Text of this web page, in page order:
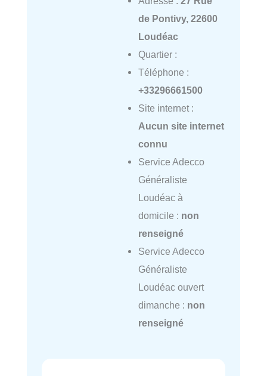
de Pontivy, 22600
Loudéac
Quartier :
Téléphone :
+33296661500
Site internet :
Aucun site internet
connu
Service Adecco
Généraliste
Loudéac à
domicile : non
renseigné
Service Adecco
Généraliste
Loudéac ouvert
dimanche : non
renseigné